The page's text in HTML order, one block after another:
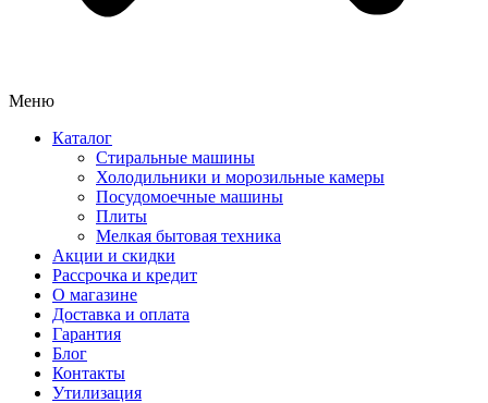
Меню
Каталог
Стиральные машины
Холодильники и морозильные камеры
Посудомоечные машины
Плиты
Мелкая бытовая техника
Акции и скидки
Рассрочка и кредит
О магазине
Доставка и оплата
Гарантия
Блог
Контакты
Утилизация